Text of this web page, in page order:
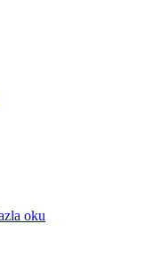
oku